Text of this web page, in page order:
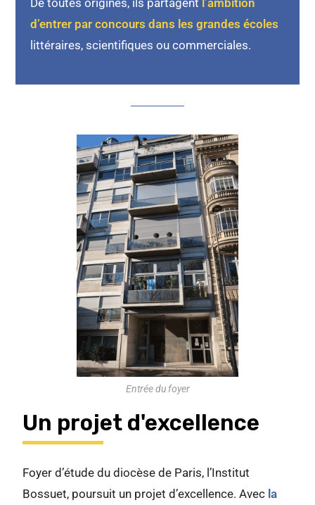
De toutes origines, ils partagent l’ambition
d’entrer par concours dans les grandes écoles
littéraires, scientifiques ou commerciales.
Un projet d'excellence
Foyer d’étude du diocèse de Paris, l’Institut
Bossuet, poursuit un projet d’excellence. Avec la
Entrée du foyer